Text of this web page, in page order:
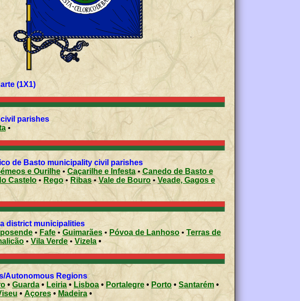
Bandeira (2x3) Estandarte (1X1)
parishes
•
de Basto municipality civil parishes
e Ourilhe• Caçarilhe e Infesta•Canedo de Basto e
Castelo • Rego• Ribas•Vale de Bouro •Veade, Gagos e
district municipalities
• Fafe • Guimarães • Póvoa de Lanhoso • Terras de
• Vila Verde• Vizela •
Districts/Autonomous Regions
• Guarda• Leiria • Lisboa • Portalegre • Porto • Santarém •
• Açores • Madeira •